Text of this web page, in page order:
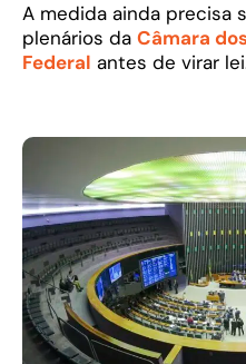
A medida ainda precisa
plenários da Câmara
Federal antes de virar